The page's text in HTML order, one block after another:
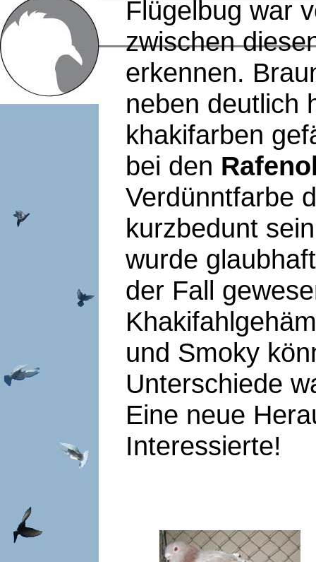
Flügelbug war
zwischen
erkennen.
neben deutlich
khakifarben
bei den
Verdünntfarbe
kurzbedunt
wurde
der Fall
und Smoky
Unterschiede
Eine neue
Interessierte!